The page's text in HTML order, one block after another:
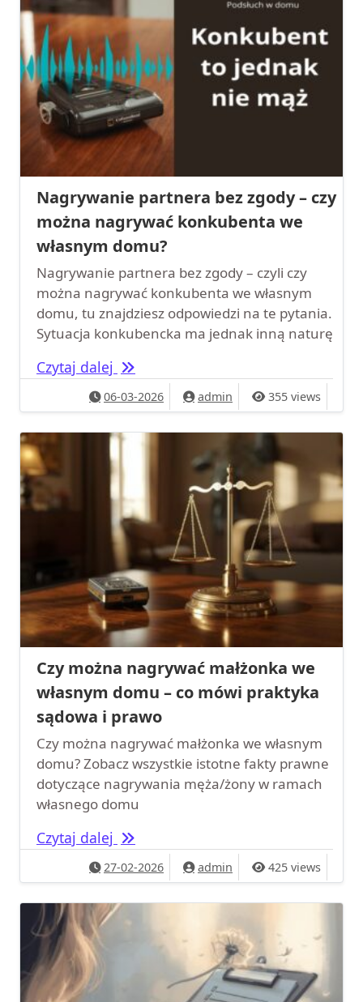
Nagrywanie partnera bez zgody – czy
można nagrywać konkubenta we
własnym domu?
Nagrywanie partnera bez zgody – czyli czy
można nagrywać konkubenta we własnym
domu, tu znajdziesz odpowiedzi na te pytania.
Sytuacja konkubencka ma jednak inną naturę
Czytaj dalej Nagrywanie partnera bez zgody –
06-03-2026 admin 355 views
Czy można nagrywać małżonka we
własnym domu – co mówi praktyka
sądowa i prawo
Czy można nagrywać małżonka we własnym
domu? Zobacz wszystkie istotne fakty prawne
dotyczące nagrywania męża/żony w ramach
własnego domu
Czytaj dalej Czy można nagrywać małżonka
27-02-2026 admin 425 views